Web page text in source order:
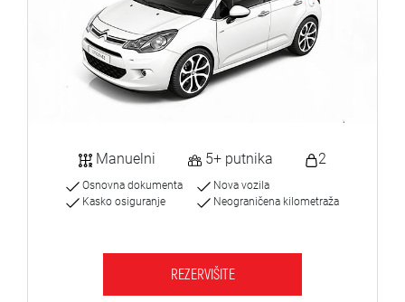
Manuelni 5+ putnika 2
Osnovna dokumenta
Kasko osiguranje
Nova vozila
Neograničena kilometraža
REZERVIŠITE